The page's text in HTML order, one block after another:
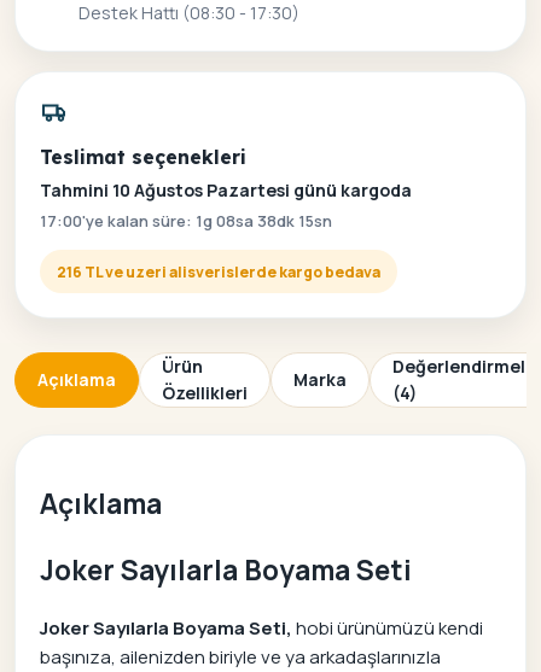
Destek Hattı (08:30 - 17:30)
Teslimat seçenekleri
Tahmini 10 Ağustos Pazartesi günü kargoda
17:00'ye kalan süre: 1g 08sa 38dk 15sn
216 TL ve uzeri alisverislerde kargo bedava
Açıklama
Ürün
Özellikleri
Marka
(4)
Açıklama
Joker Sayılarla Boyama Seti
Joker Sayılarla Boyama Seti, hobi ürünümüzü kendi
başınıza, ailenizden biriyle ve ya arkadaşlarınızla